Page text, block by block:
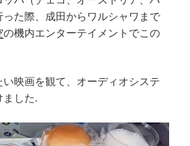
った際、成田からワルシャワまで
の機内エンターテイメントでこの
映画を観て、オーディオシステ
ました.